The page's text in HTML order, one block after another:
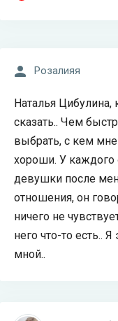
Розалияя
Наталья
сказать.. Чем
выбрать, с кем
хороши. У каждого
девушки после
отношения, он
ничего не
него что-то есть..
мной..